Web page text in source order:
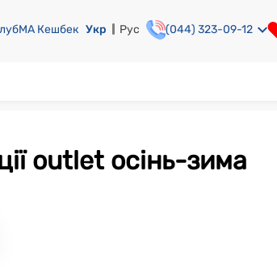
МА Кешбек Укр Рус (044) 323-09-12
outlet осінь-зима